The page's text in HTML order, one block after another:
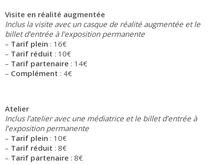
Visite en réalité augmentée
Inclus la visite avec un casque de réalité augmentée et le
billet d’entrée à l’exposition permanente
– Tarif plein : 16€
– Tarif réduit : 10€
– Tarif partenaire : 14€
– Complément : 4€
Atelier
Inclus l’atelier avec une médiatrice et le billet d’entrée à
l’exposition permanente
– Tarif plein : 10€
– Tarif réduit : 8€
– Tarif partenaire : 8€